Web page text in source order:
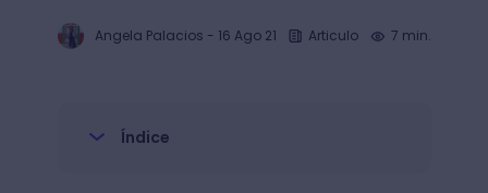
Angela Palacios - 16 Ago 21 Articulo 7 min.
Índice